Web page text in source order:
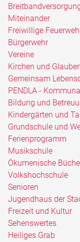
Miteinander
Freiwillige
Bürgerwehr
Vereine
Kirchen und
Gemeinsam
PENDLA -
Bildung und
Kindergärten und
Grundschule und
Ferienprogramm
Musikschule
Ökumenische
Volkshochschule
Senioren
Jugendhaus der
Freizeit und Kultur
Sehenswertes
Heiliges Grab